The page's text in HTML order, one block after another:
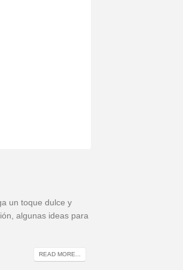
un toque dulce y
algunas ideas para
READ MORE...